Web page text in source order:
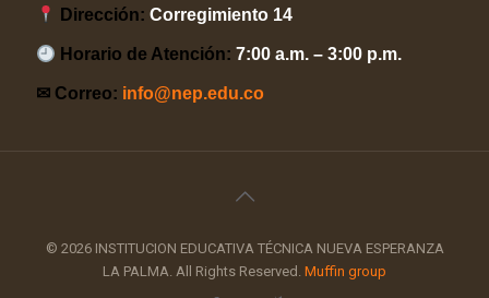
Dirección: Corregimiento 14
Horario de Atención: 7:00 a.m. – 3:00 p.m.
✉ Correo: info@nep.edu.co
© 2026 INSTITUCION EDUCATIVA TÉCNICA NUEVA ESPERANZA
LA PALMA. All Rights Reserved. Muffin group